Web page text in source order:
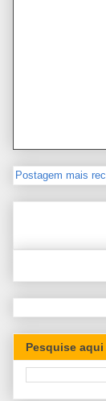
Postagem mais
Pesquise aqui